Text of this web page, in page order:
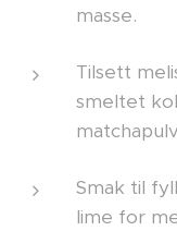
masse.
Tilsett
smeltet
Smak til
lime for